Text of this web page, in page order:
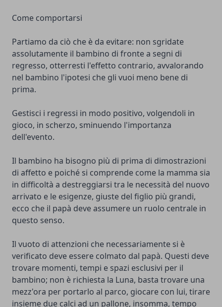
Come comportarsi
Partiamo da ciò che è da evitare: non sgridate
assolutamente il bambino di fronte a segni di
regresso, otterresti l'effetto contrario, avvalorando
nel bambino l'ipotesi che gli vuoi meno bene di
prima.
Gestisci i regressi in modo positivo, volgendoli in
gioco, in scherzo, sminuendo l'importanza
dell'evento.
Il bambino ha bisogno più di prima di dimostrazioni
di affetto e poiché si comprende come la mamma sia
in difficoltà a destreggiarsi tra le necessità del nuovo
arrivato e le esigenze, giuste del figlio più grandi,
ecco che il papà deve assumere un ruolo centrale in
questo senso.
Il vuoto di attenzioni che necessariamente si è
verificato deve essere colmato dal papà. Questi deve
trovare momenti, tempi e spazi esclusivi per il
bambino; non è richiesta la Luna, basta trovare una
mezz'ora per portarlo al parco, giocare con lui, tirare
insieme due calci ad un pallone, insomma, tempo